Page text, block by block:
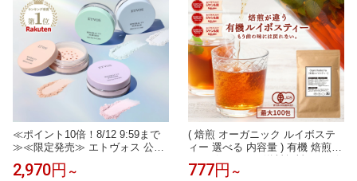
≪ポイント10倍！8/12 9:59まで
≫≪限定発売≫ エトヴォス 公式(
ETVOS ) セラミド フェイスパウ
ダー UV 日焼け止め パウダー 紫
2,970円 ～
( 焙煎 オーガニック ルイボステ
ィー 選べる 内容量 ) 有機 焙煎
ルイボスティー 送料無料 ルイボ
ス ティーバッグ ノンカフェイン
777円 ～